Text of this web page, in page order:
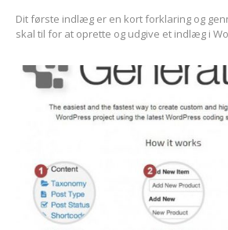
Dit første indlæg er en kort forklaring og
skal til for at oprette og udgive et indlæg i